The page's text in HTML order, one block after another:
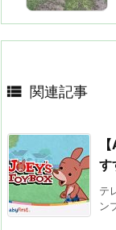
 関連記事
す
テ
ン